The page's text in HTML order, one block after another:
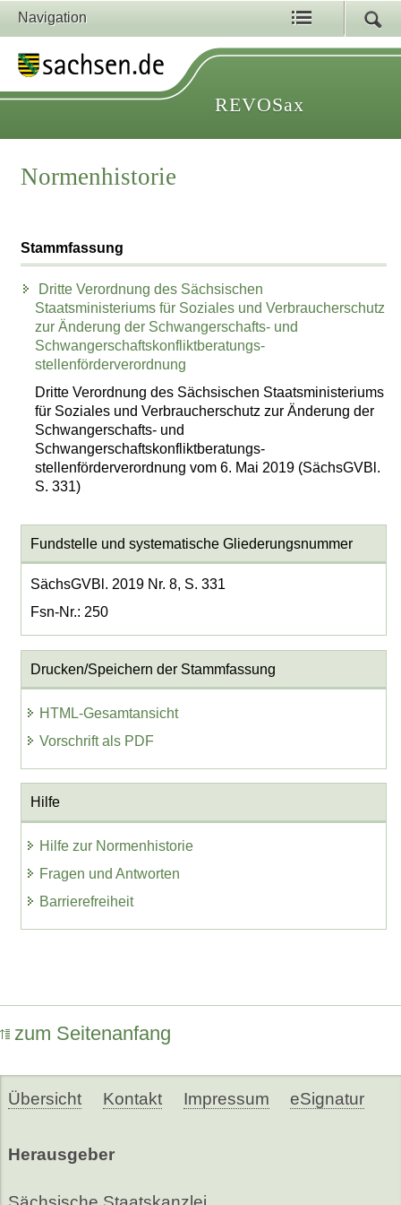
Navigation
REVOSax
Normenhistorie
Stammfassung
Dritte Verordnung des Sächsischen
Staatsministeriums für Soziales und Verbraucherschutz
zur Änderung der Schwangerschafts- und
Schwangerschaftskonfliktberatungs-
stellenförderverordnung
Dritte Verordnung des Sächsischen Staatsministeriums
für Soziales und Verbraucherschutz zur Änderung der
Schwangerschafts- und
Schwangerschaftskonfliktberatungs-
stellenförderverordnung vom 6. Mai 2019 (SächsGVBl.
S. 331)
Fundstelle und systematische Gliederungsnummer
SächsGVBl. 2019 Nr. 8, S. 331
Fsn-Nr.: 250
Drucken/Speichern der Stammfassung
HTML-Gesamtansicht
Vorschrift als PDF
Hilfe
Hilfe zur Normenhistorie
Fragen und Antworten
Barrierefreiheit
zum Seitenanfang
Übersicht Kontakt Impressum eSignatur
Herausgeber